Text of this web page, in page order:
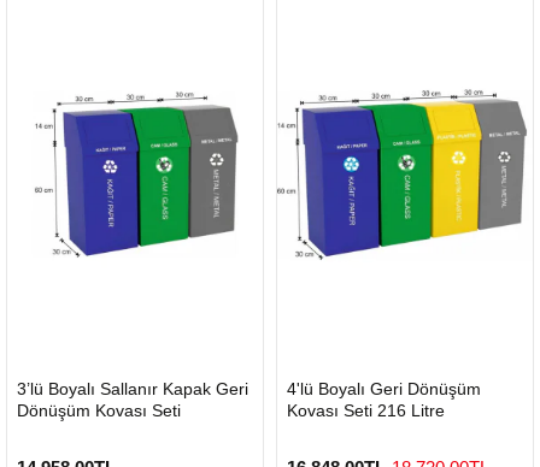
HIZLI
GÖNDERİ
3’lü Boyalı Sallanır Kapak Geri
Dönüşüm Kovası Seti
HIZLI
GÖNDERİ
4'lü Boyalı Geri Dönüşüm
Kovası Seti 216 Litre